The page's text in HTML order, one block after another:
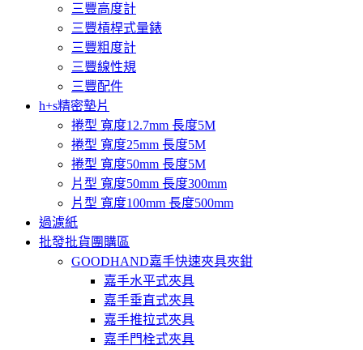
三豐高度計
三豐槓桿式量錶
三豐粗度計
三豐線性規
三豐配件
h+s精密墊片
捲型 寬度12.7mm 長度5M
捲型 寬度25mm 長度5M
捲型 寬度50mm 長度5M
片型 寬度50mm 長度300mm
片型 寬度100mm 長度500mm
過濾紙
批發批貨團購區
GOODHAND嘉手快速夾具夾鉗
嘉手水平式夾具
嘉手垂直式夾具
嘉手推拉式夾具
嘉手門栓式夾具